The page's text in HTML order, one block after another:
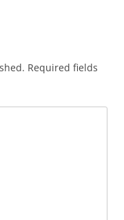
Required fields